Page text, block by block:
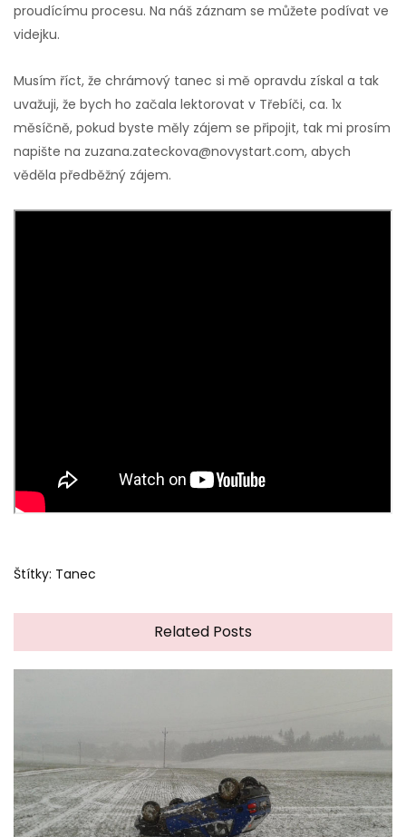
proudícímu procesu. Na náš záznam se můžete podívat ve
videjku.
Musím říct, že chrámový tanec si mě opravdu získal a tak
uvažuji, že bych ho začala lektorovat v Třebíči, ca. 1x
měsíčně, pokud byste měly zájem se připojit, tak mi prosím
napište na zuzana.zateckova@novystart.com, abych
věděla předběžný zájem.
Štítky: Tanec
Related Posts